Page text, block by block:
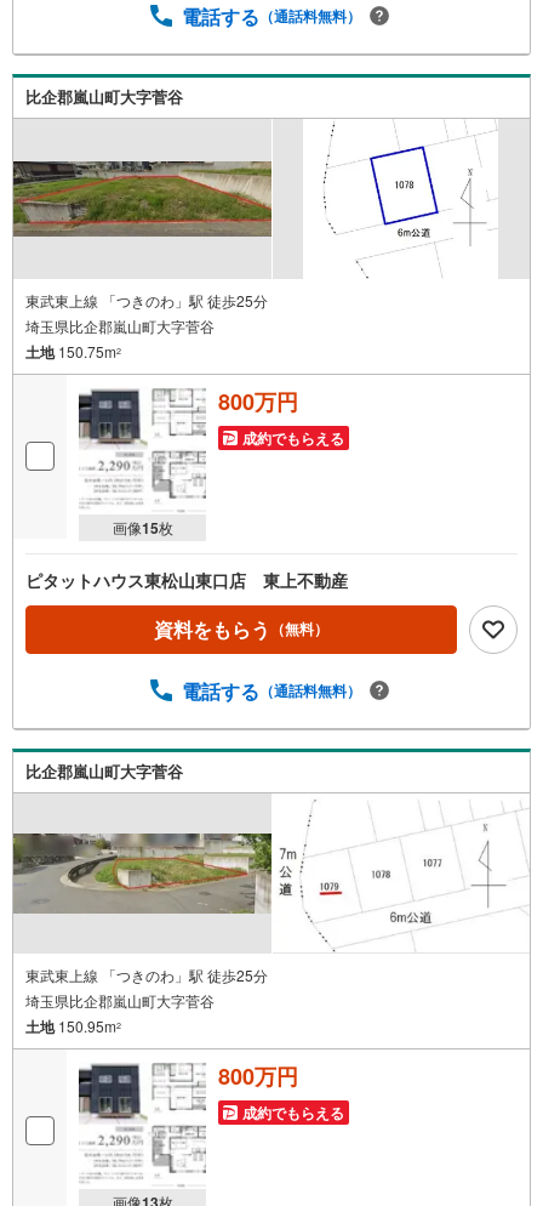
さい！現地を見学される場合は「室内・現地を見学する
とスムーズにご案内が可能です。
電話する （通話料無料）
比企郡嵐山町大字菅谷
東武東上線 「つきのわ」駅 徒歩25分
埼玉県比企郡嵐山町大字菅谷
土地150.75m2
画像15枚
800万円
成約でもらえる
ピタットハウス東松山東口店 東上不動産
資料をもらう （無料）
電話する （通話料無料）
比企郡嵐山町大字菅谷
東武東上線 「つきのわ」駅 徒歩25分
埼玉県比企郡嵐山町大字菅谷
土地150.95m2
画像 枚
800万円
成約でもらえる